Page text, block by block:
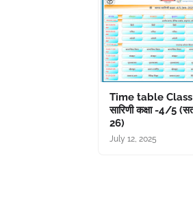
Time table
सारिणी कक्षा -4/5
26)
July 12, 2025